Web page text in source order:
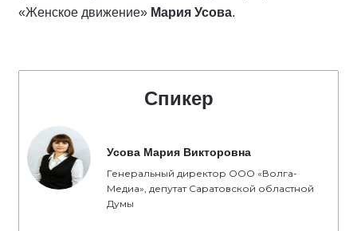
«Женское движение» Мария Усова.
Спикер
Усова Мария Викторовна
Генеральный директор ООО «Волга-
Медиа», депутат Саратовской областной
Думы